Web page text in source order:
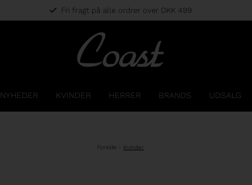
Fri fragt på alle ordrer over DKK 499
NYHEDER KVINDER HERRER BRANDS UDSALG
Forside - Kvinder